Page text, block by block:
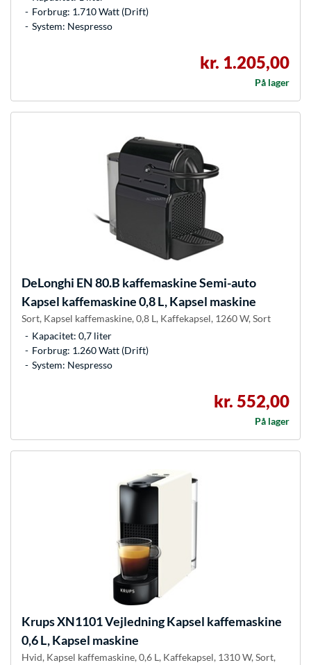
Forbrug: 1.710 Watt (Drift)
System: Nespresso
kr. 1.205,00
På lager
DeLonghi EN 80.B kaffemaskine Semi-auto
Kapsel kaffemaskine 0,8 L, Kapsel maskine
Sort, Kapsel kaffemaskine, 0,8 L, Kaffekapsel, 1260 W, Sort
Kapacitet: 0,7 liter
Forbrug: 1.260 Watt (Drift)
System: Nespresso
kr. 552,00
På lager
KrupsXN1101 Vejledning Kapsel kaffemaskine
0,6 L, Kapsel maskine
Hvid, Kapsel kaffemaskine, 0,6 L, Kaffekapsel, 1310 W, Sort,